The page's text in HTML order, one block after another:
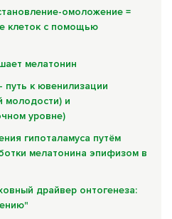
омоложение =
клеток с помощью
мелатонин
путь к ювенилизации
молодости) и
уровне)
гипоталамуса путём
мелатонина эпифизом в
драйвер онтогенеза: